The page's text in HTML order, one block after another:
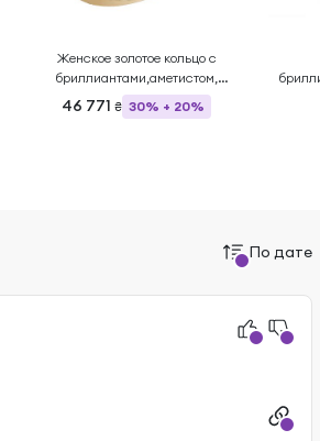
Женское золотое кольцо с
бриллиантами,аметистом,
цитрином,родолитом и турмалином
46 771 ₴ 30% + 20%
По дате